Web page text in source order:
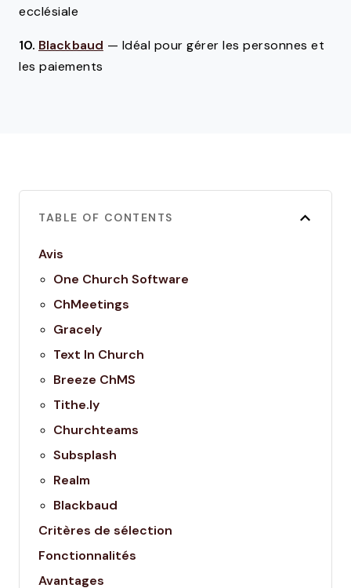
ecclésiale
10. Blackbaud — Idéal pour gérer les personnes et
les paiements
TABLE OF CONTENTS
Avis
One Church Software
ChMeetings
Gracely
Text In Church
Breeze ChMS
Tithe.ly
Churchteams
Subsplash
Realm
Blackbaud
Critères de sélection
Fonctionnalités
Avantages